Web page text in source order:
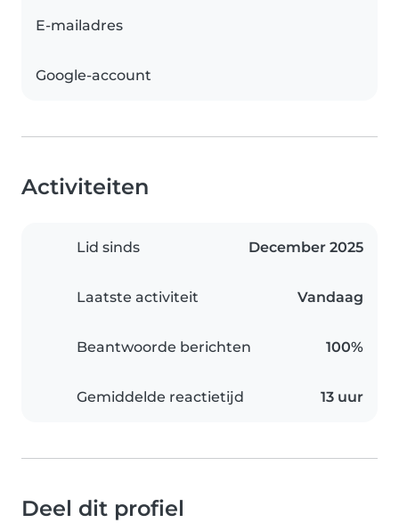
E-mailadres
Google-account
Activiteiten
Lid sinds December 2025
Laatste activiteit Vandaag
Beantwoorde berichten 100%
Gemiddelde reactietijd 13 uur
Deel dit profiel